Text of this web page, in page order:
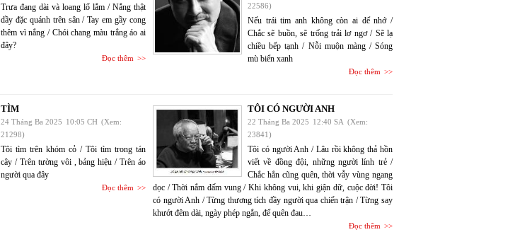
Trưa đang dài và loang lổ lắm / Nắng thật
dầy đặc quánh trên sân / Tay em gầy cong
thêm vì nắng / Chói chang màu trắng áo ai
đây?
Đọc thêm
22586)
Nếu trái tim anh không còn ai để nhớ /
Chắc sẽ buồn, sẽ trống trải lơ ngơ / Sẽ lạ
chiều bếp tạnh / Nỗi muộn màng / Sóng
mù biển xanh
Đọc thêm
TÌM
24 Tháng Ba 2025 10:05 CH (Xem:
21298)
Tôi tìm trên khóm cỏ / Tôi tìm trong tán
cây / Trên tường vôi , bảng hiệu / Trên áo
người qua đây
Đọc thêm
TÔI CÓ NGƯỜI ANH
22 Tháng Ba 2025 12:40 SA (Xem:
23841)
Tôi có người Anh / Lâu rồi không thả hồn
viết về đồng đội, những người lính trẻ /
Chắc hẳn cũng quên, thời vẫy vùng ngang
dọc / Thời nắm đấm vung / Khi không vui, khi giận dữ, cuộc đời! Tôi
có người Anh / Từng thương tích đầy người qua chiến trận / Từng say
khướt đêm dài, ngày phép ngắn, để quên đau…
Đọc thêm